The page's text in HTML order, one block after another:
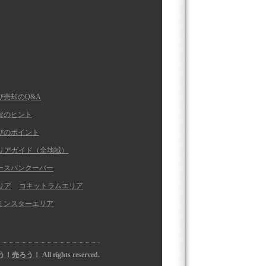
売却のQ&A
のヒント
のポイント
アガイド（全地域）
スバンクーバー
ア コキットラムエリア
ンスターエリア
！売ろう！ All rights reserved.